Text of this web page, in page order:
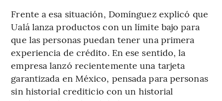
Frente a esa situación, Domínguez explicó que
Ualá lanza productos con un límite bajo para
que las personas puedan tener una primera
experiencia de crédito. En ese sentido, la
empresa lanzó recientemente una tarjeta
garantizada en México, pensada para personas
sin historial crediticio con un historial